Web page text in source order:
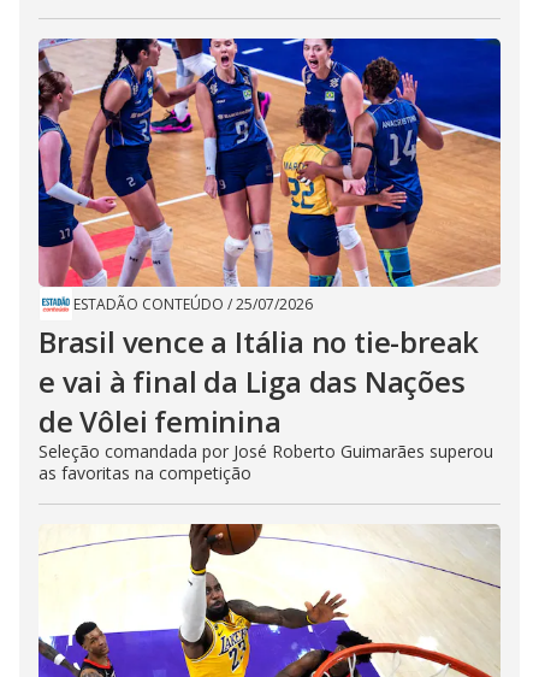
ESTADÃO CONTEÚDO /25/07/2026
Brasil vence a Itália no tie-break
e vai à final da Liga das Nações
de Vôlei feminina
Seleção comandada por José Roberto Guimarães superou
as favoritas na competição